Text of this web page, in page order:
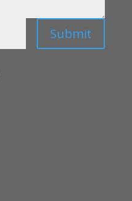
Submit